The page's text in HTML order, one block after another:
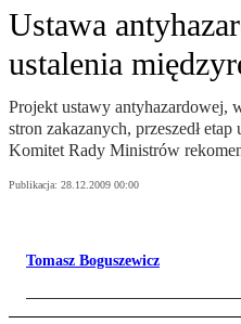
Ustawa
ustalenia
Projekt ustawy antyhazardowej,
stron zakazanych, przeszedł
Komitet Rady Ministrów
Publikacja: 28.12.2009 00:00
Tomasz Boguszewicz